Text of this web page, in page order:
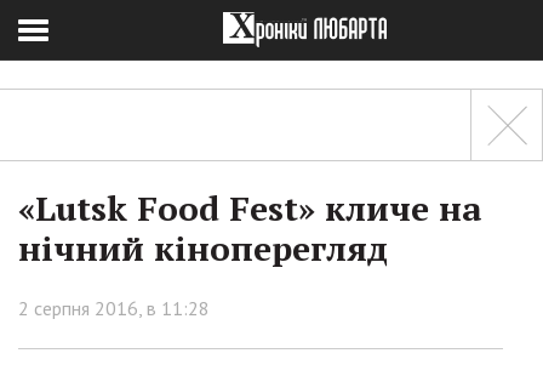
«Lutsk Food Fest» кличе на
нічний кіноперегляд
2 серпня 2016, в 11:28